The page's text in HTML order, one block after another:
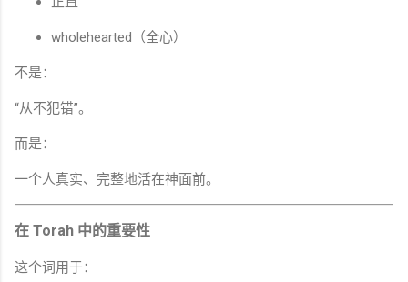
wholehearted（全心）
不是：
“从不犯错”。
而是：
一个人真实、完整地活在神面前。
在 Torah 中的重要性
这个词用于：